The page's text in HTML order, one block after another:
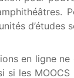
en ligne ne
si les